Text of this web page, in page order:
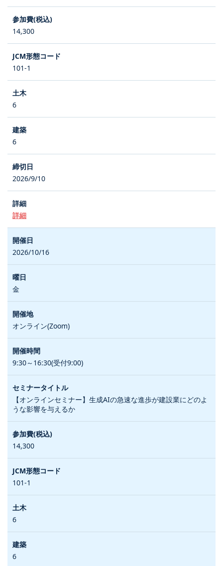
14,300
101-1
6
6
2026/9/10
詳細
2026/10/16
金
オンライン(Zoom)
9:30～16:30(受付9:00)
【オンラインセミナー】生成AIの急速な進歩が建設業にどのよ
うな影響を与えるか
14,300
101-1
6
6